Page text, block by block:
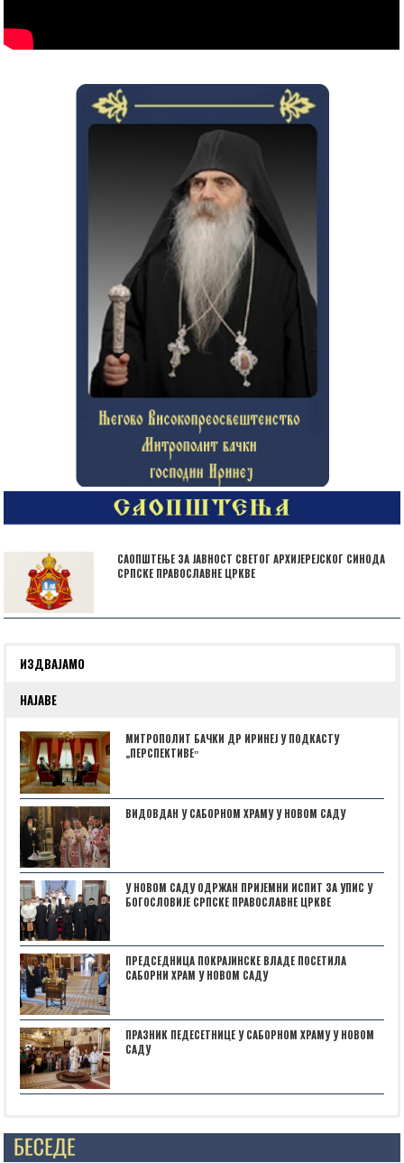
САОПШТЕЊЕ ЗА ЈАВНОСТ СВЕТОГ АРХИЈЕРЕЈСКОГ СИНОДА
СРПСКЕ ПРАВОСЛАВНЕ ЦРКВЕ
ИЗДВАЈАМО
НАЈАВЕ
МИТРОПОЛИТ БАЧКИ ДР ИРИНЕЈ У ПОДКАСТУ
„ПЕРСПЕКТИВЕˮ
ВИДОВДАН У САБОРНОМ ХРАМУ У НОВОМ САДУ
У НОВОМ САДУ ОДРЖАН ПРИЈЕМНИ ИСПИТ ЗА УПИС У
БОГОСЛОВИЈЕ СРПСКЕ ПРАВОСЛАВНЕ ЦРКВЕ
ПРЕДСЕДНИЦА ПОКРАЈИНСКЕ ВЛАДЕ ПОСЕТИЛА
САБОРНИ ХРАМ У НОВОМ САДУ
ПРАЗНИК ПЕДЕСЕТНИЦЕ У САБОРНОМ ХРАМУ У НОВОМ
САДУ
Posts not found